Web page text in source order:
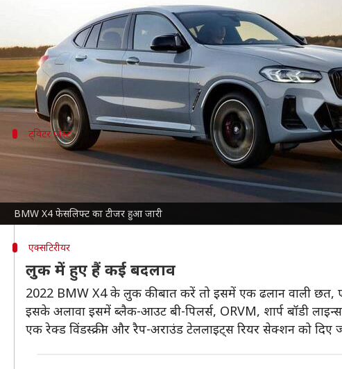
BMW X4 फेसलिफ्ट का टीजर हुआ जारी
लग्जरी कार निर्माता कंपनीBMW इंडियाअपने X लाइनअप में एक
हाल में कंपनी ने BMW X4 फेसलिफ्ट SUV का टीजर जारी
X4 को बोल्ड लुक दिया गया है। साथ हीX3 फेसलिफ्ट
ट्विटर पोस्ट
यहां देखें टीजर
It's time to redefine boldness.#StayTunedto witness a true
— bmwindia (@bmwindia)
एक्सटिरीयर
लुक में हुए हैं कई बदलाव
2022 BMW X4 के लुक की बात करें तो इसमें एक ढलान वाली छत, एक
इसके अलावा इसमें ब्लैक-आउट बी-पिलर्स, ORVM, शार्प बॉडी
एक रेक्ड विंडस्क्रीन और रैप-अराउंड टेललाइट्स रियर सेक्शन को